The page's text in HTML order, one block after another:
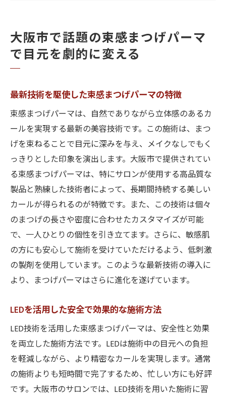
大阪市内のサロンで束感まつげパーマを受
ける利点
際の効果
化
玉造と関目で体験する最新の束感まつげパーマ
玉造・関目エリアの人気サロン紹介
地域特有の施術トレンドと特徴
束感まつげパーマを受ける前に知っておき
たいこと
玉造と関目のサロンでの施術体験談
地域密着型サロンが提供するアフターケア
サービス
玉造・関目のサロン選びのポイント
魅力
心斎橋サロンが誇る高品質な施術
心斎橋のサロンで受けられる独自の施術メ
ニュー
心斎橋を訪れる際のおすすめサロン
大阪市で話題の束感まつげパーマ
で目元を劇的に変える
最新技術を駆使した束感まつげパーマの特徴
束感まつげパーマは、自然でありながら立体感のあるカ
ールを実現する最新の美容技術です。この施術は、まつ
げを束ねることで目元に深みを与え、メイクなしでもく
っきりとした印象を演出します。大阪市で提供されてい
る束感まつげパーマは、特にサロンが使用する高品質な
製品と熟練した技術者によって、長期間持続する美しい
カールが得られるのが特徴です。また、この技術は個々
のまつげの長さや密度に合わせたカスタマイズが可能
で、一人ひとりの個性を引き立てます。さらに、敏感肌
の方にも安心して施術を受けていただけるよう、低刺激
の製剤を使用しています。このような最新技術の導入に
より、まつげパーマはさらに進化を遂げています。
LEDを活用した安全で効果的な施術方法
LED技術を活用した束感まつげパーマは、安全性と効果
を両立した施術方法です。LEDは施術中の目元への負担
を軽減しながら、より精密なカールを実現します。通常
の施術よりも短時間で完了するため、忙しい方にも好評
です。大阪市のサロンでは、LED技術を用いた施術に習